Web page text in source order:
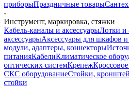
приборыПраздничные товары
-
Инструмент, маркировка, стяжки
Кабель-каналы и аксессуарыЛотки и
аксессуарыАксессуары для шкафов и
модули, адаптеры, коннекторы
питанияКабелиКлиматическое
оптических системКрепеж
СКС оборудованиеСтойки,
стойки